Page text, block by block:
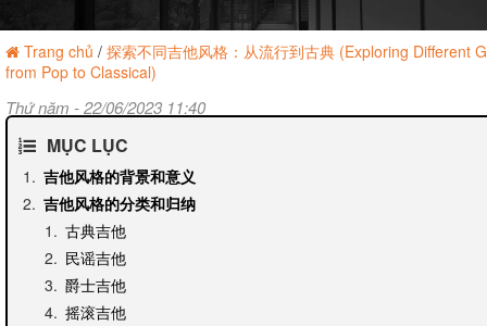
CLASSICAL)
Trang chủ / 探索不同吉他风格：从流行到古典 (Exploring Different
from Pop to Classical)
Thứ năm - 22/06/2023 11:40
MỤC LỤC
吉他风格的背景和意义
吉他风格的分类和归纳
古典吉他
民谣吉他
爵士吉他
摇滚吉他